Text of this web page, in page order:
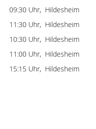
09:30 Uhr, Hildesheim
11:30 Uhr, Hildesheim
10:30 Uhr, Hildesheim
11:00 Uhr, Hildesheim
15:15 Uhr, Hildesheim